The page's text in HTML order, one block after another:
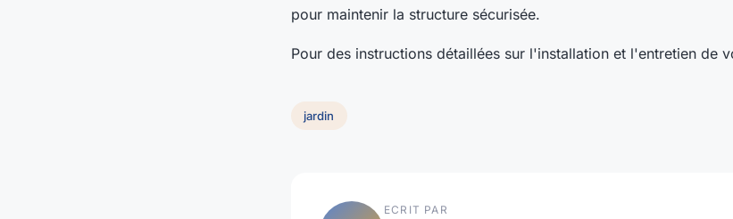
pour maintenir la structure sécurisée.
Pour des instructions détaillées sur l'installation et l'entretien de
jardin
ECRIT PAR